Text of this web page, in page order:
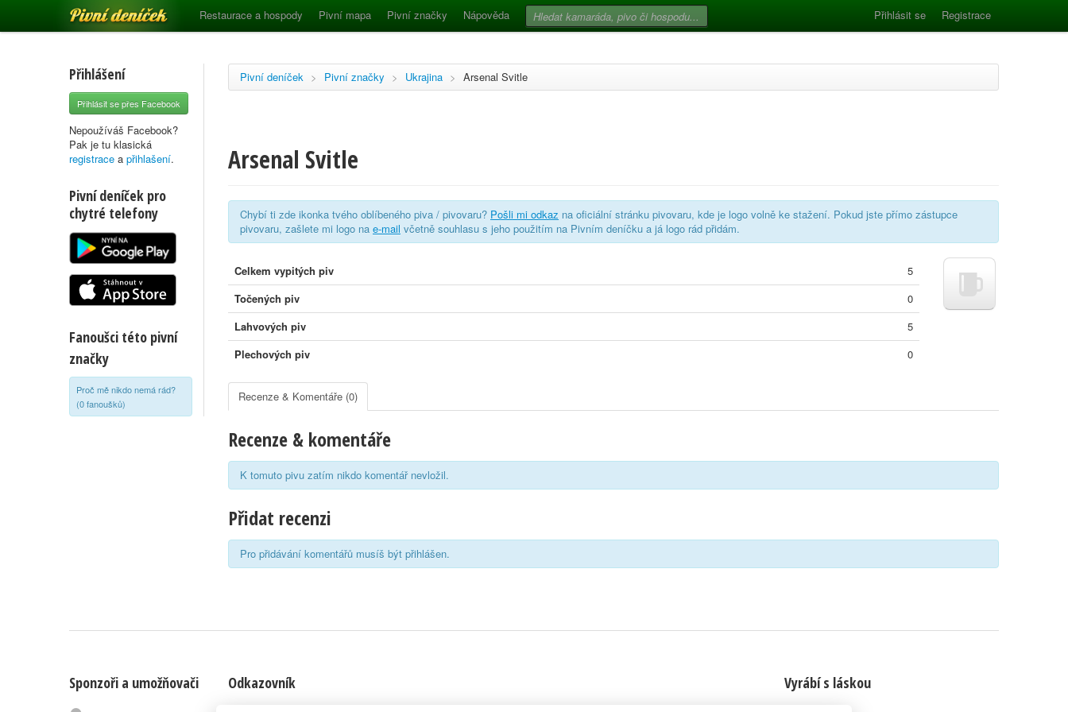
Pivní deníček Restaurace a hospody Pivní mapa Pivní značky Nápověda Přihlásit se Registrace
Přihlášení
Přihlásit se přes Facebook
Nepoužíváš Facebook?
Pak je tu klasická
registrace a přihlašení.
Pivní deníček pro
chytré telefony
Fanoušci této pivní
značky
Proč mě nikdo nemá rád?
(0 fanoušků)
Pivní deníček > Pivní značky > Ukrajina > Arsenal Svitle
Arsenal Svitle
Chybí ti zde ikonka tvého oblíbeného piva / pivovaru? Pošli mi odkaz na oficiální stránku pivovaru, kde je logo volně ke stažení. Pokud jste přímo zástupce
pivovaru, zašlete mi logo na e-mail včetně souhlasu s jeho použitím na Pivním deníčku a já logo rád přidám.
Celkem vypitých piv
5
Točených piv
0
Lahvových piv
5
Plechových piv
0
Recenze & Komentáře (0)
Recenze & komentáře
K tomuto pivu zatím nikdo komentář nevložil.
Přidat recenzi
Pro přidávání komentářů musíš být přihlášen.
Sponzoři a umožňovači Odkazovník Vyrábí s láskou